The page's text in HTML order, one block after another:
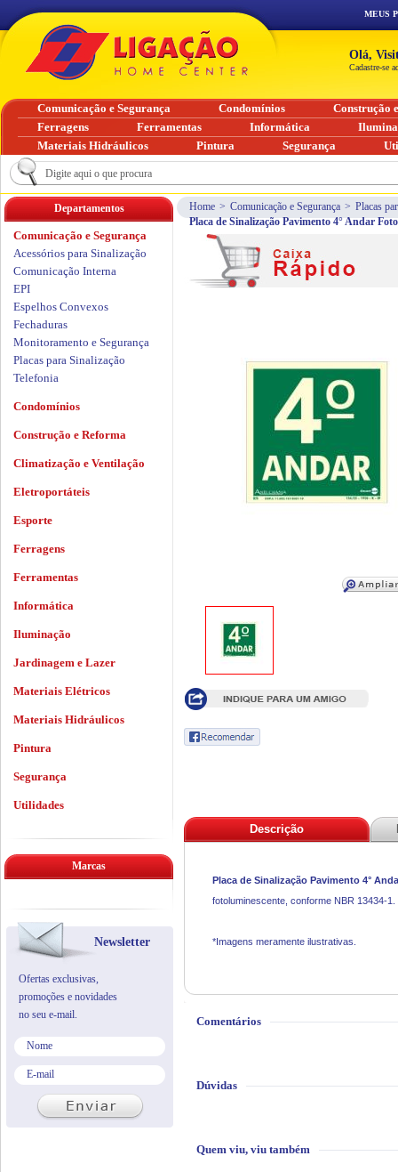
Home > Comunicação e Segurança > Placas
Placa de Sinalização Pavimento 4° Andar
Descrição
Placa de Sinalização Pavimento 4°
fotoluminescente, conforme NBR 13434-1.
*Imagens meramente ilustrativas.
Comentários
Dúvidas
Quem viu, viu também
Departamentos
Comunicação e Segurança
Acessórios para Sinalização
Comunicação Interna
EPI
Espelhos Convexos
Fechaduras
Monitoramento e Segurança
Placas para Sinalização
Telefonia
Condomínios
Construção e Reforma
Climatização e Ventilação
Eletroportáteis
Esporte
Ferragens
Ferramentas
Informática
Iluminação
Jardinagem e Lazer
Materiais Elétricos
Materiais Hidráulicos
Pintura
Segurança
Utilidades
Marcas
Newsletter
Ofertas exclusivas,
promoções e novidades
no seu e-mail.
MEUS
Olá,
Cadastre-se
Comunicação e Segurança Condomínios
Construção
Ferragens
Ferramentas Informática
Materiais Hidráulicos
Pintura Segurança